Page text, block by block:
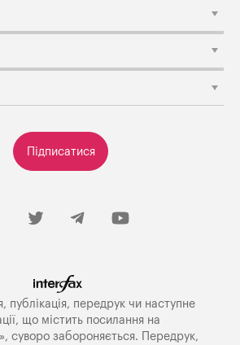
Підписатися
публiкацiя, передрук чи наступне
що мiстить посилання на
суворо забороняється. Передрук,